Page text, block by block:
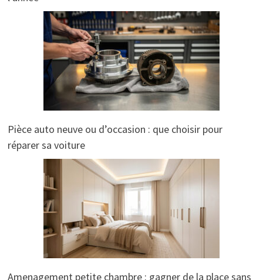
Pièce auto neuve ou d’occasion : que choisir pour
réparer sa voiture
Amenagement petite chambre : gagner de la place sans